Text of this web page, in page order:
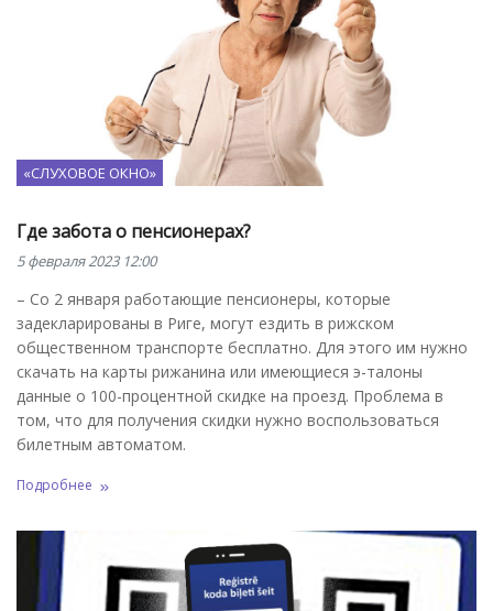
«СЛУХОВОЕ ОКНО»
Где забота о пенсионерах?
5 февраля 2023 12:00
– Со 2 января работающие пенсионеры, которые
задекларированы в Риге, могут ездить в рижском
общественном транспорте бесплатно. Для этого им нужно
скачать на карты рижанина или имеющиеся э-талоны
данные о 100-процентной скидке на проезд. Проблема в
том, что для получения скидки нужно воспользоваться
билетным автоматом.
Подробнее